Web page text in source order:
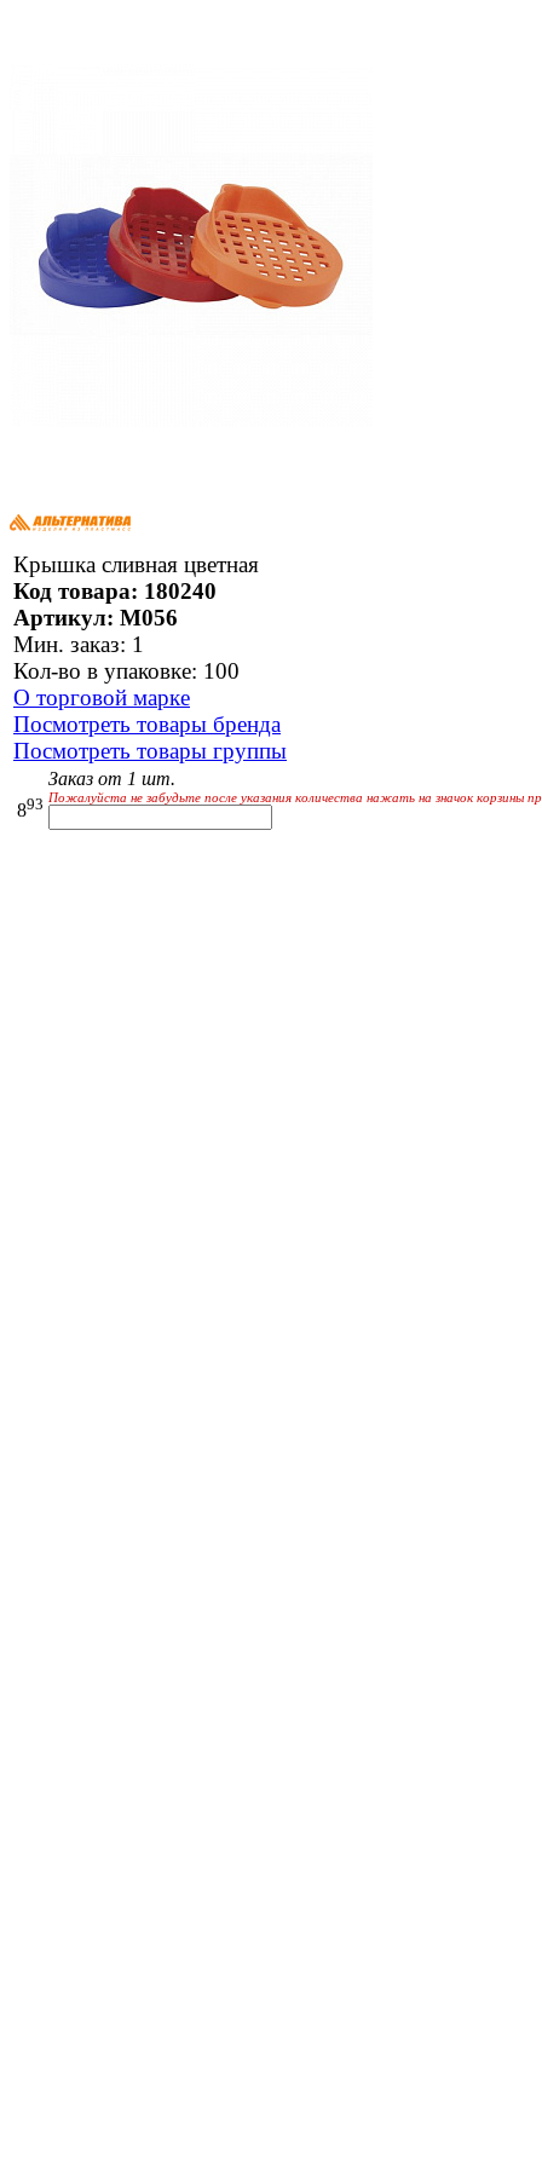
Крышка сливная цветная
Код товара: 180240
Артикул: М056
Мин. заказ: 1
Кол-во в упаковке: 100
О торговой марке
Посмотреть товары бренда
Посмотреть товары группы
893
Заказ от 1 шт.
Пожалуйста не забудьте после указания количества нажать на значок корзины